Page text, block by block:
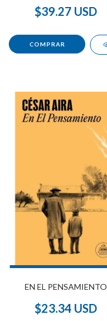
$39.27 USD
EN EL PENSAMIENTO
$23.34 USD